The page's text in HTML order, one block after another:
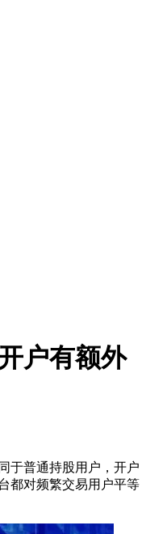
户有额外
于普通持股用户，开户
都对频繁交易用户平等